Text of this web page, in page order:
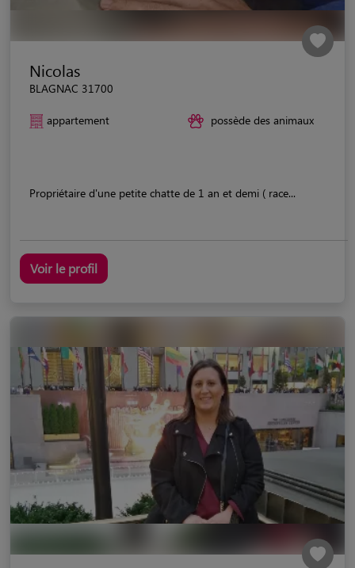
Nicolas
BLAGNAC 31700
appartement possède des animaux
Propriétaire d'une petite chatte de 1 an et demi ( race...
Voir le profil